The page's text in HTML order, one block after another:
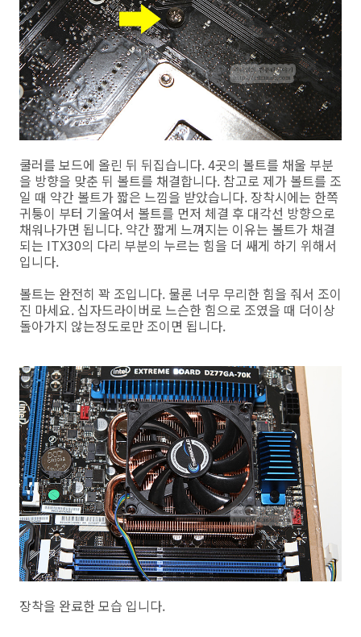
쿨러를 보드에 올린 뒤 뒤집습니다. 4곳의 볼트를 채울 부분
을 방향을 맞춘 뒤 볼트를 채결합니다. 참고로 제가 볼트를 조
일 때 약간 볼트가 짧은 느낌을 받았습니다. 장착시에는 한쪽
귀퉁이 부터 기울여서 볼트를 먼저 체결 후 대각선 방향으로
채워나가면 됩니다. 약간 짧게 느껴지는 이유는 볼트가 채결
되는 ITX30의 다리 부분의 누르는 힘을 더 쌔게 하기 위해서
입니다.
볼트는 완전히 꽉 조입니다. 물론 너무 무리한 힘을 줘서 조이
진 마세요. 십자드라이버로 느슨한 힘으로 조였을 때 더이상
돌아가지 않는정도로만 조이면 됩니다.
장착을 완료한 모습 입니다.